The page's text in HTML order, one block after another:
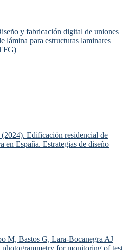
y fabricación digital de uniones
lámina para estructuras laminares
Edificación residencial de
en España. Estrategias de diseño
M, Bastos G, Lara-Bocanegra AJ
for monitoring of test